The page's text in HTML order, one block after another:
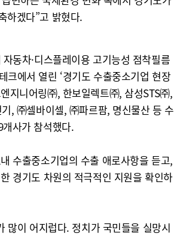
하겠다”고 밝혔다.
동차·디스플레이용 고기능성 점착필름
크에서 열린 ‘경기도 수출중소기업 현장
지니어링㈜, 한보일렉트㈜, 삼성STS㈜,
, ㈜셀바이셀, ㈜파르팜, 명신물산 등 수
사가 참석했다.
수출중소기업의 수출 애로사항을 듣고,
경기도 차원의 적극적인 지원을 확인하
많이 어지럽다. 정치가 국민들을 실망시